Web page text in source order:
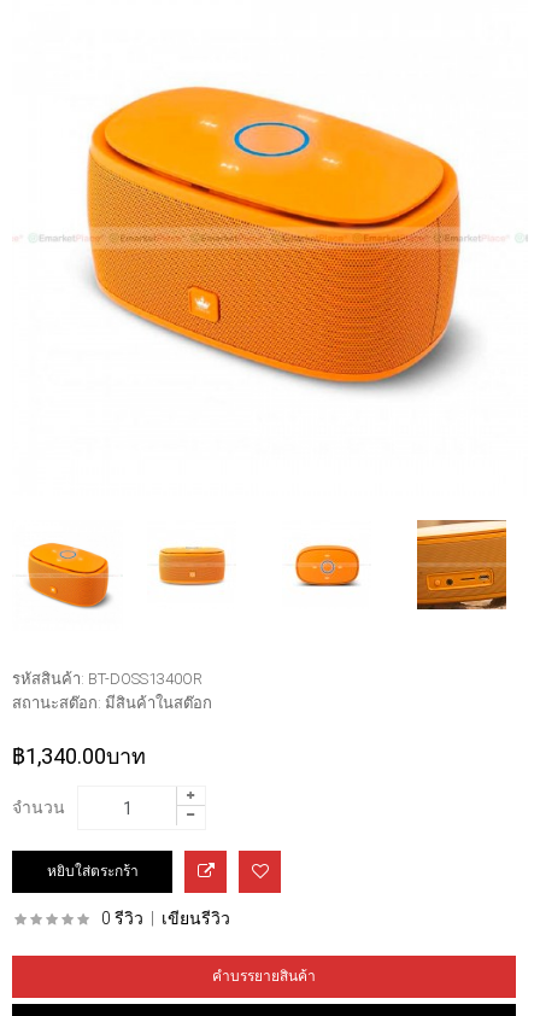
รหัสสินค้า: BT-DOSS1340OR
สถานะสต๊อก: มีสินค้าในสต๊อก
฿1,340.00บาท
จำนวน
0 รีวิว เขียนรีวิว
คำบรรยายสินค้า